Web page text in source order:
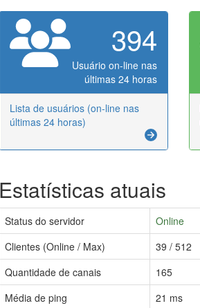
394
Usuário on-line nas
últimas 24 horas
Lista de usuários (on-line nas
últimas 24 horas)
Estatísticas atuais
Status do servidor
Online
Clientes (Online / Max)
39 / 512
Quantidade de canais
165
Média de ping
21 ms